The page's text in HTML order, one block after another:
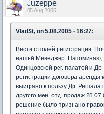
Juzeppe
05 Aug 2005
VladSt, on 5.08.2005 - 16:27:
Вести с полей регистрации.
нашей Менеджер. Напоминаю,
Одинцовской рег. палатой и
регистрации договора
выиграно в пользу Др.
другого мен. отд. продаж
решение было признано